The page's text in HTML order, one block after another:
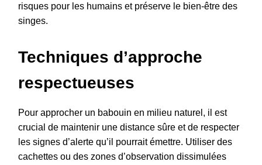
risques pour les humains et préserve le bien-être des
singes.
Techniques d’approche
respectueuses
Pour approcher un babouin en milieu naturel, il est
crucial de maintenir une distance sûre et de respecter
les signes d’alerte qu’il pourrait émettre. Utiliser des
cachettes ou des zones d’observation dissimulées